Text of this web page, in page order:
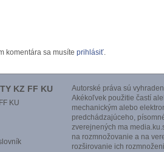
komentára sa musíte prihlásiť.
KZ FF KU
KU
Autorské práva sú
Akékoľvek použitie častí
mechanickým alebo
predchádzajúceho,
zverejnených ma
na rozmnožovanie a na
rozširovanie ich